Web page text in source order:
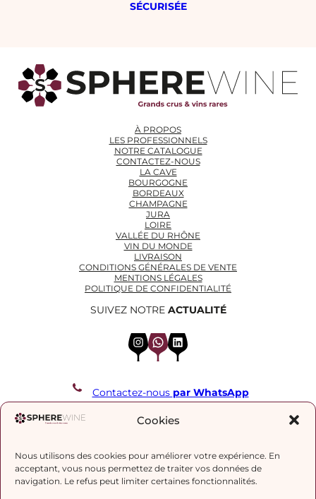
Cookies
Nous utilisons des cookies pour améliorer votre expérience. En
acceptant, vous nous permettez de traiter vos données de
navigation. Le refus peut limiter certaines fonctionnalités.
SÉCURISÉE
À PROPOS
LES PROFESSIONNELS
NOTRE CATALOGUE
CONTACTEZ-NOUS
LA CAVE
BOURGOGNE
BORDEAUX
CHAMPAGNE
JURA
LOIRE
VALLÉE DU RHÔNE
VIN DU MONDE
LIVRAISON
CONDITIONS GÉNÉRALES DE VENTE
MENTIONS LÉGALES
POLITIQUE DE CONFIDENTIALITÉ
SUIVEZ NOTRE ACTUALITÉ
InstagramWhatsApp LinkedIn
Contactez-nous par WhatsApp
REJOIGNEZ NOTRE LISTE DE DIFFUSION
politique de confidentialité.